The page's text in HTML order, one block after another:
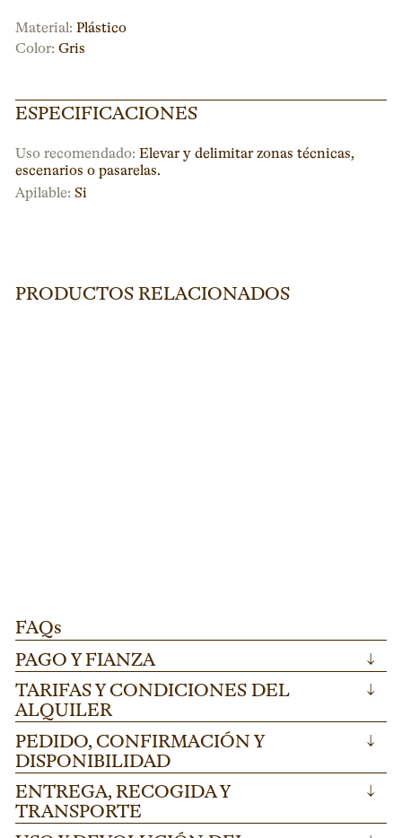
Material: Plástico
Color: Gris
ESPECIFICACIONES
Uso recomendado: Elevar y delimitar zonas técnicas,
escenarios o pasarelas.
Apilable: Si
PRODUCTOS RELACIONADOS
FAQs
PAGO Y FIANZA
↓
TARIFAS Y CONDICIONES DEL
ALQUILER
↓
PEDIDO, CONFIRMACIÓN Y
DISPONIBILIDAD
↓
ENTREGA, RECOGIDA Y
TRANSPORTE
↓